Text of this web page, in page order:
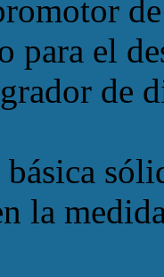
para el
de
la